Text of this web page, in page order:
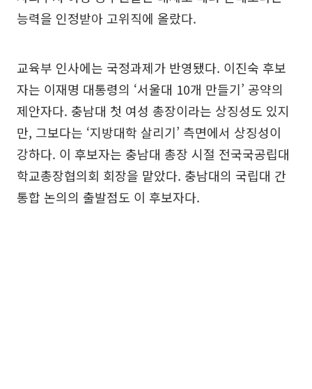
능력을 인정받아 고위직에 올랐다.
교육부 인사에는 국정과제가 반영됐다. 이진숙 후보
자는 이재명 대통령의 ‘서울대 10개 만들기’ 공약의
제안자다. 충남대 첫 여성 총장이라는 상징성도 있지
만, 그보다는 ‘지방대학 살리기’ 측면에서 상징성이
강하다. 이 후보자는 충남대 총장 시절 전국국공립대
학교총장협의회 회장을 맡았다. 충남대의 국립대 간
통합 논의의 출발점도 이 후보자다.